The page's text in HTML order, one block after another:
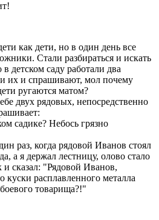
как дети, но в один день все
Стали разбираться и искать
детском саду работали два
их и спрашивают, мол почему
ругаются матом?
двух рядовых, непосредственно
садике? Hебось грязно
раз, когда рядовой Иванов стоял
а я держал лестницу, олово стало
и сказал: "Рядовой Иванов,
куски расплавленного металла
товарища?!"